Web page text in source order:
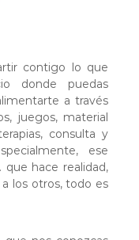
contigo lo que
donde puedas
a través
juegos, material
consulta y
ese
que hace realidad,
los otros, todo es